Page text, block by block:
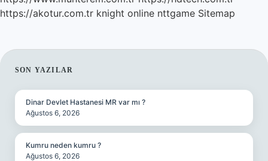
https://akotur.com.tr knight online nttgame Sitemap
SIDEBAR
SON YAZILAR
Dinar Devlet Hastanesi MR var mı ?
Ağustos 6, 2026
Kumru neden kumru ?
Ağustos 6, 2026